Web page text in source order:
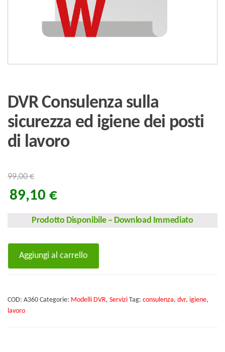
DVR Consulenza sulla
sicurezza ed igiene dei posti
di lavoro
99,00€
89,10 €
Prodotto Disponibile – Download Immediato
ed
Aggiungi al carrello
COD: A360 Categorie: Modelli DVR, Servizi Tag: consulenza, dvr, igiene,
lavoro